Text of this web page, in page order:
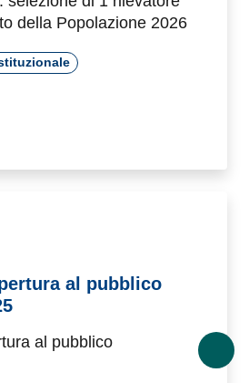
della Popolazione 2026
al pubblico
al pubblico